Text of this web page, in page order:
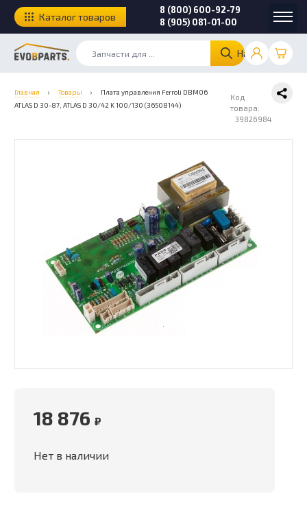
Найти
8 (800) 600-92-79
8 (905) 081-01-00
Каталог товаров
Главная › Товары ›
Плата управления Ferroli DBM06
ATLAS D 30-87, ATLAS D 30/42 K 100/130 (36508144)
Код
товара:
39826984
18 876 ₽
Нет в наличии